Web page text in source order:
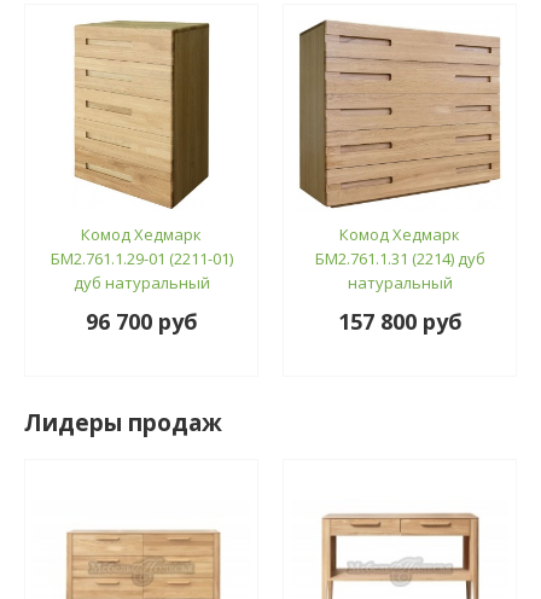
Комод Хедмарк
БМ2.761.1.29-01 (2211-01)
дуб натуральный
96 700 руб
Комод Хедмарк
БМ2.761.1.31 (2214) дуб
натуральный
157 800 руб
Лидеры продаж